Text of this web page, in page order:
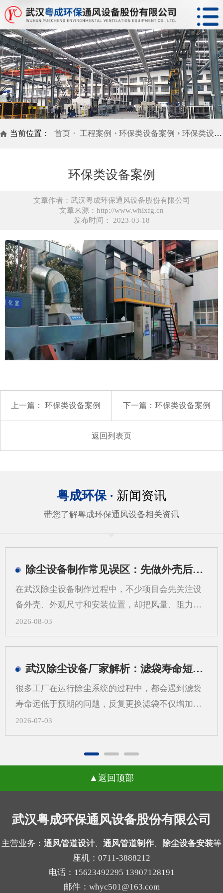
当前位置： 首页 工程案例 环保类设备案例 环保类设备案例
环保类设备案例
文章作者：武汉粤成环保通风设备股份有限公司
文章来源：http://www.whlxfg.cn
发布时间： 2023-03-18
上一篇： 环保类设备案例 下一篇： 环保类设备案例
返回列表页
粤成环保 · 新闻资讯
带您了解粤成环保通风设备相关资讯
除尘设备制作常见误区：先做外壳后算系统会带来哪些问题
在武汉除尘设备制作过程中，不少项目会先关注设
备外壳、外观尺寸和安装位置，却把风量、阻力、
过滤方式、管道走向等系统参数放到后面。这样做
看似推进很快，实际却容易在后期出现返工、适配
来说，粉尘类型、空间条件和工艺流程差异较大，
声上升。2.管道布置受限，改动成本增加外壳定型
后，管道接口、检修空间和设备进出方向往往被锁
管路过长，或者维护口不好留，现场就可能需要重
过滤方式不同，例如干性粉尘、粘性粉尘、细颗粒
2026-08-03
武汉除尘设备厂家解析：滤袋寿命短，问题可能不在滤袋，而在气流分布
很多工厂在运行除尘系统的过程中，都会遇到滤袋
寿命远低于预期的问题，反复更换滤袋不仅增加了
日常运维的成本，还会打乱正常的生产节奏，武汉
除尘设备厂家在长期跟进现场调试的过程中发现，
换不同品牌的滤袋却始终没能改善状况。一、气流
分布不均引发的局部高速冲刷当除尘设备内部气流
部分区域的风速远超设计标准，高速流动的气流会
持续冲刷滤袋表面，原本能支撑数年使用的滤袋，
在长期的高强度摩擦下，磨损速度会大幅加快，很
容易出现局部破损的情况。很多现场案例里，靠近
进气口一侧的滤袋磨损速度是其他区域的两三倍，
就是这个原因导致的。二、局部高负荷带来的积灰
2026-07-03
返回顶部
武汉粤成环保通风设备股份有限公司
主营业务： 通风管道设计、 通风管道制作、 除尘设备安装等
座机：0711-3888212
电话：15623492295 13907128191
邮件：whyc501@163.com